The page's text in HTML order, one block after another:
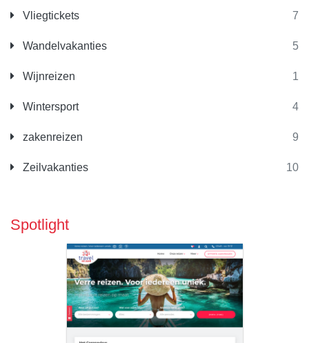
Vliegtickets 7
Wandelvakanties 5
Wijnreizen 1
Wintersport 4
zakenreizen 9
Zeilvakanties 10
Spotlight